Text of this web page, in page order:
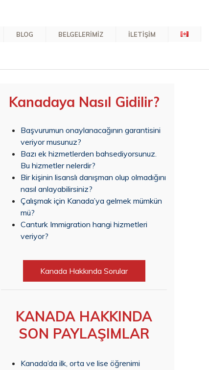
BLOG BELGELERİMİZ İLETİŞİM
Kanadaya Nasıl Gidilir?
Başvurumun onaylanacağının garantisini
veriyor musunuz?
Bazı ek hizmetlerden bahsediyorsunuz.
Bu hizmetler nelerdir?
Bir kişinin lisanslı danışman olup olmadığını
nasıl anlayabilirsiniz?
Çalışmak için Kanada’ya gelmek mümkün
mü?
Canturk Immigration hangi hizmetleri
veriyor?
Kanada Hakkında Sorular
KANADA HAKKINDA
SON PAYLAŞIMLAR
Kanada’da ilk, orta ve lise öğrenimi